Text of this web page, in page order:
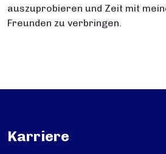
auszuprobieren und Zeit mit
Freunden zu verbringen.
Karriere